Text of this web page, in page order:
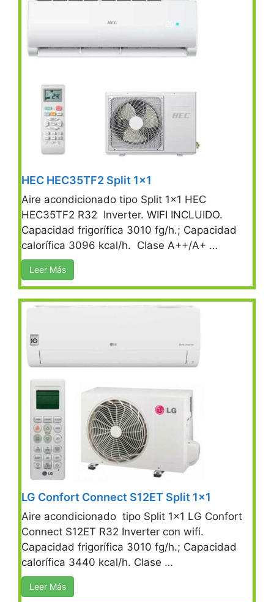
HEC HEC35TF2 Split 1×1
Aire acondicionado tipo Split 1×1 HEC
HEC35TF2 R32 Inverter. WIFI INCLUIDO.
Capacidad frigorífica 3010 fg/h.; Capacidad
calorífica 3096 kcal/h. Clase A++/A+ …
Leer Más
LG Confort Connect S12ET Split 1×1
Aire acondicionado tipo Split 1×1 LG Confort
Connect S12ET R32 Inverter con wifi.
Capacidad frigorífica 3010 fg/h.; Capacidad
calorífica 3440 kcal/h. Clase …
Leer Más